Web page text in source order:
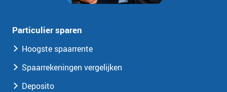
Particulier sparen
Hoogste spaarrente
Spaarrekeningen vergelijken
Deposito